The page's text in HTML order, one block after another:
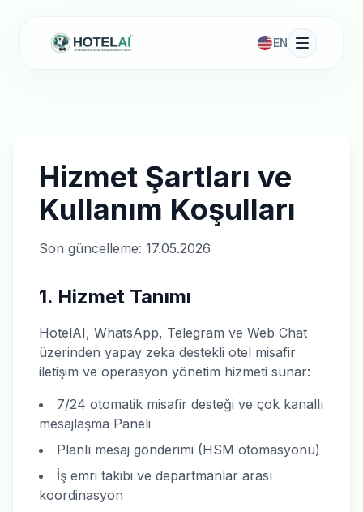
EN
Hizmet Şartları ve
Kullanım Koşulları
Son güncelleme: 17.05.2026
1. Hizmet Tanımı
HotelAI, WhatsApp, Telegram ve Web Chat
üzerinden yapay zeka destekli otel misafir
iletişim ve operasyon yönetim hizmeti sunar:
7/24 otomatik misafir desteği ve çok kanallı
mesajlaşma Paneli
Planlı mesaj gönderimi (HSM otomasyonu)
İş emri takibi ve departmanlar arası
koordinasyon